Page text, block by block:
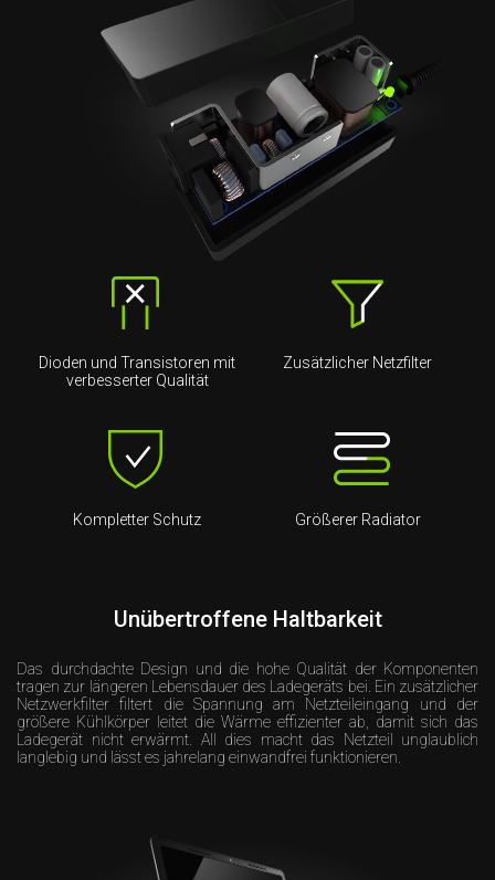
Dioden und Transistoren mit
verbesserter Qualität
Zusätzlicher Netzfilter
Kompletter Schutz Größerer Radiator
Unübertroffene Haltbarkeit
Das durchdachte Design und die hohe Qualität der Komponenten
tragen zur längeren Lebensdauer des Ladegeräts bei. Ein zusätzlicher
Netzwerkfilter filtert die Spannung am Netzteileingang und der
größere Kühlkörper leitet die Wärme effizienter ab, damit sich das
Ladegerät nicht erwärmt. All dies macht das Netzteil unglaublich
langlebig und lässt es jahrelang einwandfrei funktionieren.